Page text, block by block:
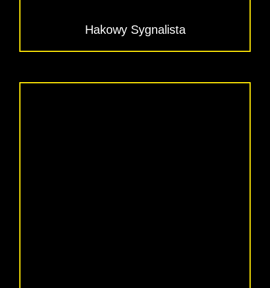
Hakowy Sygnalista